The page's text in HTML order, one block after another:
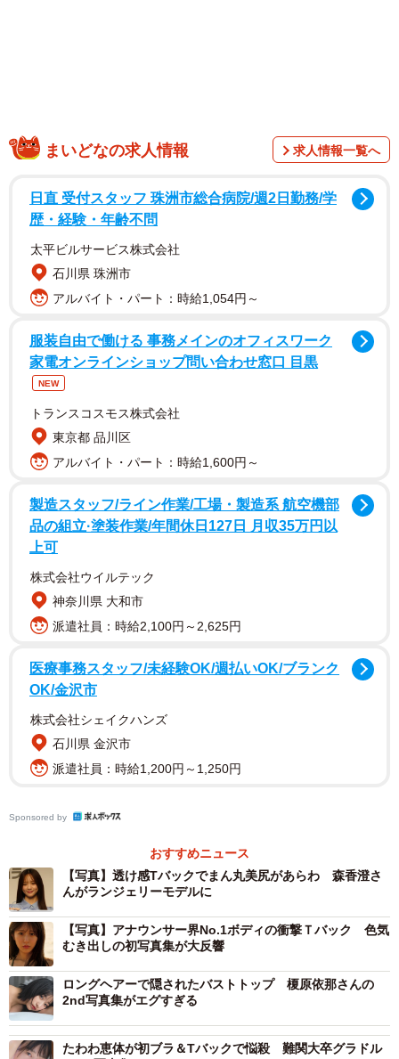
ほかにも、透明感を損なわない美容医療のオーダー方法や
駆け込みサロン、愛用カラコンなど初公開の情報を紹介。
さらに、インタビューで自分の魅力を最大化するためのマ
書籍の帯コメントは指原莉乃さんが担当。「今日から『森
香澄と同じ生活』させてもらいます！ だって美容法もダ
イエットもメンタルもこんなに教えてくれたんだから！」
とコメントを寄せています。
もり・かすみ 1995年6月16日生まれ、東京都出身。元テ
ント、俳優としても活躍。親しみやすいキャラクターと高
いセルフプロデュース力で幅広い世代から支持を集め、
SNSの総フォロワーは250万人以上。ダイエットやセルフ
戦略的人類モテBEAUTY」で人気を博す。
まいどなの求人情報 求人情報一覧へ
日直 受付スタッフ 珠洲市総合病院/週2日勤務/学
歴・経験・年齢不問
太平ビルサービス株式会社
石川県 珠洲市
アルバイト・パート：時給1,054円～
服装自由で働ける 事務メインのオフィスワーク
家電オンラインショップ問い合わせ窓口 目黒
NEW
トランスコスモス株式会社
東京都 品川区
アルバイト・パート：時給1,600円～
製造スタッフ/ライン作業/工場・製造系 航空機部
品の組立·塗装作業/年間休日127日 月収35万円以
上可
株式会社ウイルテック
神奈川県 大和市
派遣社員：時給2,100円～2,625円
医療事務スタッフ/未経験OK/週払いOK/ブランク
OK/金沢市
株式会社シェイクハンズ
石川県 金沢市
派遣社員：時給1,200円～1,250円
Sponsored by
おすすめニュース
【写真】透け感Tバックでまん丸美尻があらわ 森香澄さ
んがランジェリーモデルに
【写真】アナウンサー界No.1ボディの衝撃Ｔバック 色気
むき出しの初写真集が大反響
ロングヘアーで隠されたバストトップ 榎原依那さんの
2nd写真集がエグすぎる
たわわ恵体が初ブラ＆Tバックで悩殺 難関大卒グラドル